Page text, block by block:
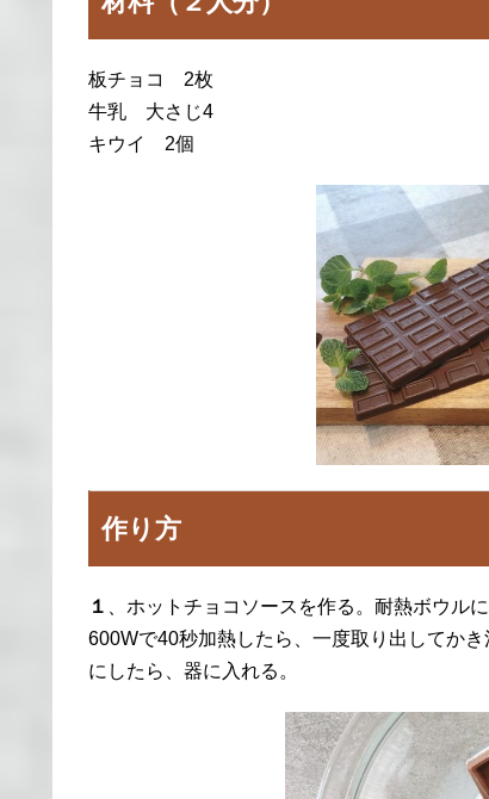
板チョコ 2枚
牛乳 大さじ4
キウイ 2個
作り方
１ 、ホットチョコソースを作る。耐熱ボウル
600Wで40秒加熱したら、一度取り出してか
にしたら、器に入れる。